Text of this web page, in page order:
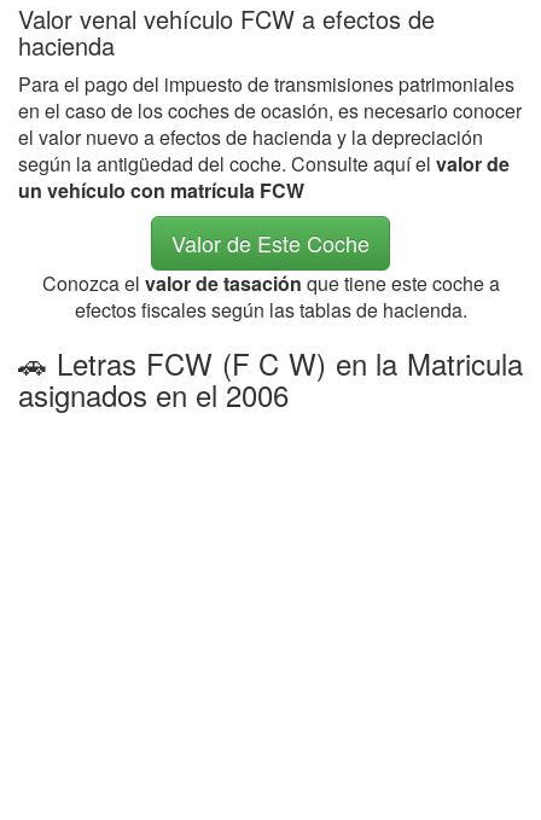
Valor venal vehículo FCW a efectos de
hacienda
Para el pago del impuesto de transmisiones patrimoniales
en el caso de los coches de ocasión, es necesario conocer
el valor nuevo a efectos de hacienda y la depreciación
según la antigüedad del coche. Consulte aquí el valor de
un vehículo con matrícula FCW
Valor de Este Coche
Conozca el valor de tasación que tiene este coche a
efectos fiscales según las tablas de hacienda.
🚗 Letras FCW (F C W) en la Matricula
asignados en el 2006